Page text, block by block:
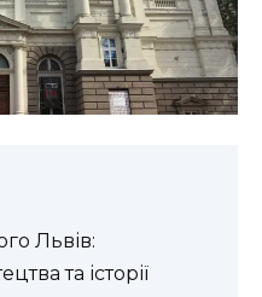
Львів:
та історії